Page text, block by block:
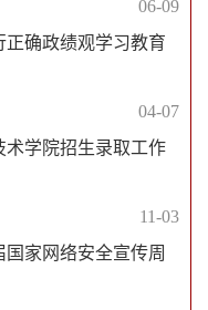
06-09
正确政绩观学习教育
04-07
术学院招生录取工作
11-03
家网络安全宣传周